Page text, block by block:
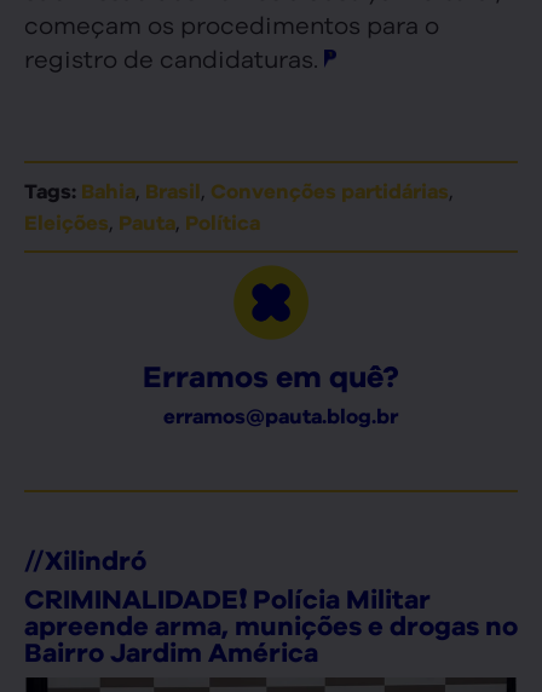
começam os procedimentos para o
registro de candidaturas.
Tags: Bahia, Brasil, Convenções partidárias,
Eleições, Pauta, Política
Erramos em quê?
erramos@pauta.blog.br
//Xilindró
CRIMINALIDADE❗ Polícia Militar
apreende arma, munições e drogas no
Bairro Jardim América